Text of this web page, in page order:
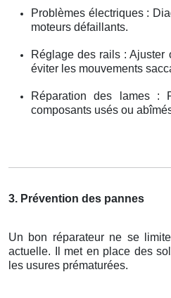
Problèmes électriques :
moteurs défaillants.
Réglage des rails : Ajuster
éviter les mouvements
Réparation des lames :
composants usés ou
3. Prévention des pannes
Un bon réparateur ne se
actuelle. Il met en place des
les usures prématurées.